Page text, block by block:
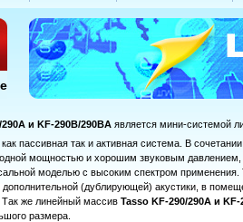
и KF-290B/290BA является мини-системой
пассивная так и активная система. В
мощностью и хорошим звуковым
моделью с высоким спектром
(дублирующей) акустики, в
Так же линейный массив Tasso KF-290/290A и KF-
размера.